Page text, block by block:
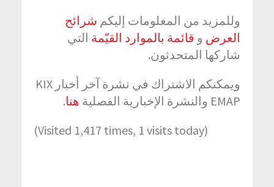
وللمزيد من المعلومات إليكم شرائح
العرض و قائمة بالموارد القيّمة التي
شاركها المتحدثون.
ويمكنكم الاشتراك في نشرة آخر أخبار KIX
EMAP والنشرة الإخبارية الفصلية
هنا.
(Visited 1,417 times, 1 visits today)